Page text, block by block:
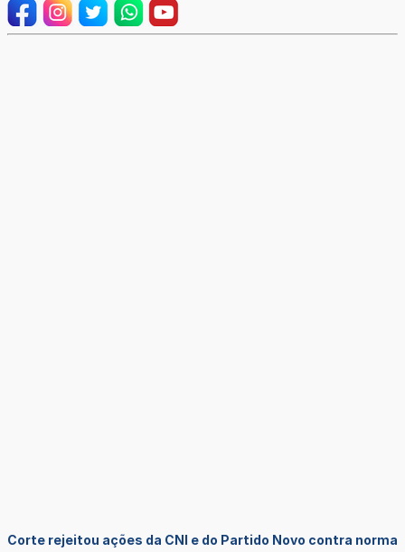
Corte rejeitou ações da CNI e do Partido Novo contra norma